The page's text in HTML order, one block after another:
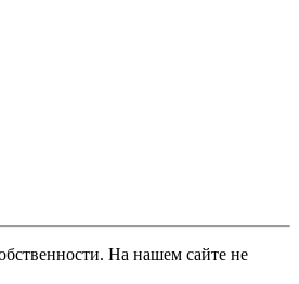
На нашем сайте не